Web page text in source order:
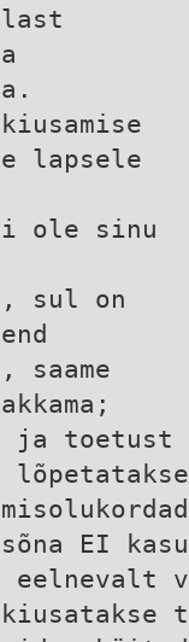
last
kiusamise
lapsele
ole sinu
sul on
saame
ja toetust
EI